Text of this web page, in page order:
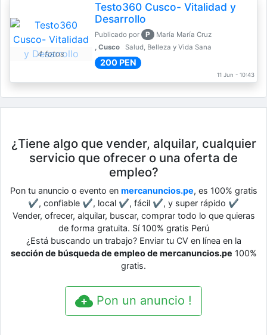
4 fotos
Testo360 Cusco- Vitalidad y
Desarrollo
Publicado por P
María María Cruz
, Cusco
Salud, Belleza y Vida Sana
200 PEN
11 Jun - 10:43
¿Tiene algo que vender, alquilar, cualquier
servicio que ofrecer o una oferta de
empleo?
Pon tu anuncio o evento en mercanuncios.pe, es 100% gratis
✔, confiable ✔, local ✔, fácil ✔, y super rápido ✔
Vender, ofrecer, alquilar, buscar, comprar todo lo que quieras
de forma gratuita. Sí 100% gratis Perú
¿Está buscando un trabajo? Enviar tu CV en línea en la
sección de búsqueda de empleo de mercanuncios.pe 100%
gratis.
Pon un anuncio !